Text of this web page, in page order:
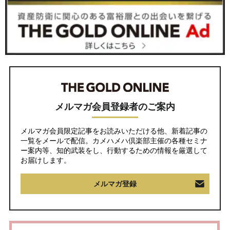
メルマガ会員登録者のご案内
メルマガ会員限定記事をお読みいただける他、新着記事の
一覧をメールで配信。カメハメハ倶楽部主催の各種セミナ
ー案内等、知的武装をし、行動するための情報を厳選して
お届けします。
メルマガ登録